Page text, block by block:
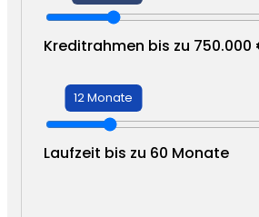
Kreditrahmen bis zu 750.000
12 Monate
Laufzeit bis zu 60 Monate